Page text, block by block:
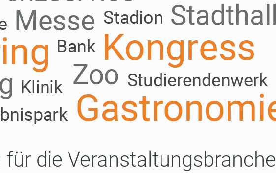
für die Veranstaltungsbranche